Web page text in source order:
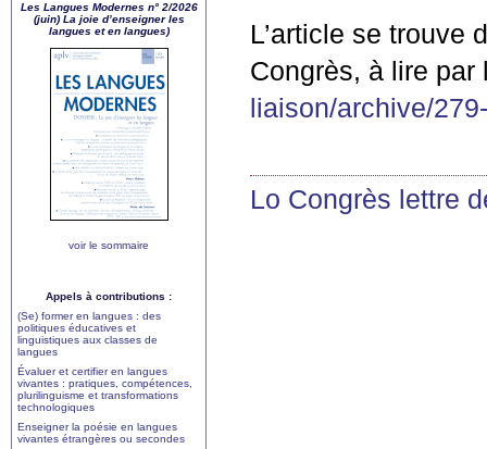
L’article se trouve
Congrès, à lire
liaison/archive/
Lo Congrès lettre
Les Langues Modernes n° 2/2026
(juin) La joie d’enseigner les
langues et en langues)
voir le sommaire
Appels à contributions :
(Se) former en langues : des
politiques éducatives et
linguistiques aux classes de
langues
Évaluer et certifier en langues
vivantes : pratiques, compétences,
plurilinguisme et transformations
technologiques
Enseigner la poésie en langues
vivantes étrangères ou secondes